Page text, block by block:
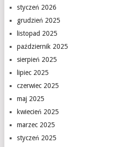
styczeń 2026
grudzień 2025
listopad 2025
październik 2025
sierpień 2025
lipiec 2025
czerwiec 2025
maj 2025
kwiecień 2025
marzec 2025
styczeń 2025